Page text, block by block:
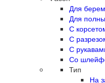
Для
Для
С
С
С
Со
Тип
На